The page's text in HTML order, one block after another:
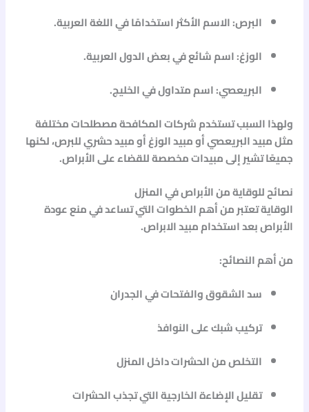
البرص:الاسم الأكثر استخدامًا في اللغة العربية.
الوزغ:اسم شائع في بعض الدول العربية.
البريعصي:اسم متداول في الخليج.
ولهذا السبب تستخدم شركات المكافحة مصطلحات مختلفة
مثلمبيد البريعصيأومبيد الوزغأومبيد حشري للبرص، لكنها
جميعًا تشير إلى مبيدات مخصصة للقضاء على الأبراص.
نصائح للوقاية من الأبراص في المنزل
الوقاية تعتبر من أهم الخطوات التي تساعد في منع عودة
الأبراص بعد استخداممبيد الابراص.
من أهم النصائح:
سد الشقوق والفتحات في الجدران
تركيب شبك على النوافذ
التخلص من الحشرات داخل المنزل
تقليل الإضاءة الخارجية التي تجذب الحشرات